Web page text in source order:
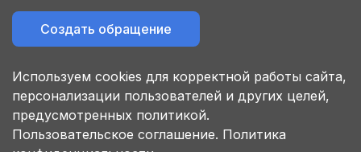
Создать обращение
Используем cookies для корректной работы сайта,
персонализации пользователей и других целей,
предусмотренных политикой.
Пользовательское соглашение. Политика